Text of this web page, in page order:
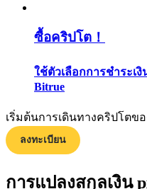
ซื้อคริปโต！
ใช้ตัวเลือกการชำระเ
Bitrue
เริ่มต้นการเดินทางคริปโต
ลงทะเบียน
การแปลงสกุลเงิน